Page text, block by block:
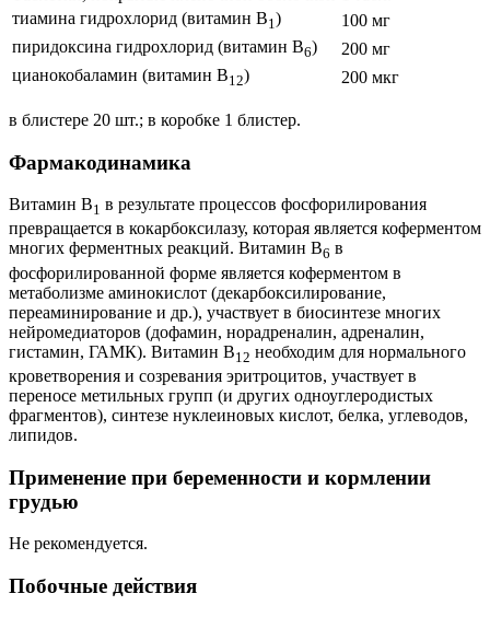
тиамина гидрохлорид (витамин B1)
100 мг
пиридоксина гидрохлорид (витамин B6)
200 мг
цианокобаламин (витамин B12) 200 мкг
в блистере 20 шт.; в коробке 1 блистер.
Фармакодинамика
Витамин B1 в результате процессов фосфорилирования
превращается в кокарбоксилазу, которая является коферментом
многих ферментных реакций. Витамин B6 в
фосфорилированной форме является коферментом в
метаболизме аминокислот (декарбоксилирование,
переаминирование и др.), участвует в биосинтезе многих
нейромедиаторов (дофамин, норадреналин, адреналин,
гистамин, ГАМК). Витамин B12 необходим для нормального
кроветворения и созревания эритроцитов, участвует в
переносе метильных групп (и других одноуглеродистых
фрагментов), синтезе нуклеиновых кислот, белка, углеводов,
липидов.
Применение при беременности и кормлении
грудью
Не рекомендуется.
Побочные действия